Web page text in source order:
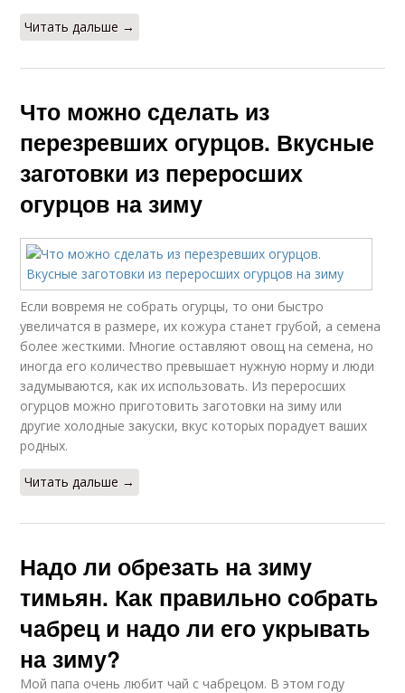
Читать дальше →
Что можно сделать из
перезревших огурцов. Вкусные
заготовки из переросших
огурцов на зиму
Если вовремя не собрать огурцы, то они быстро
увеличатся в размере, их кожура станет грубой, а семена
более жесткими. Многие оставляют овощ на семена, но
иногда его количество превышает нужную норму и люди
задумываются, как их использовать. Из переросших
огурцов можно приготовить заготовки на зиму или
другие холодные закуски, вкус которых порадует ваших
родных.
Читать дальше →
Надо ли обрезать на зиму
тимьян. Как правильно собрать
чабрец и надо ли его укрывать
на зиму?
Мой папа очень любит чай с чабрецом. В этом году